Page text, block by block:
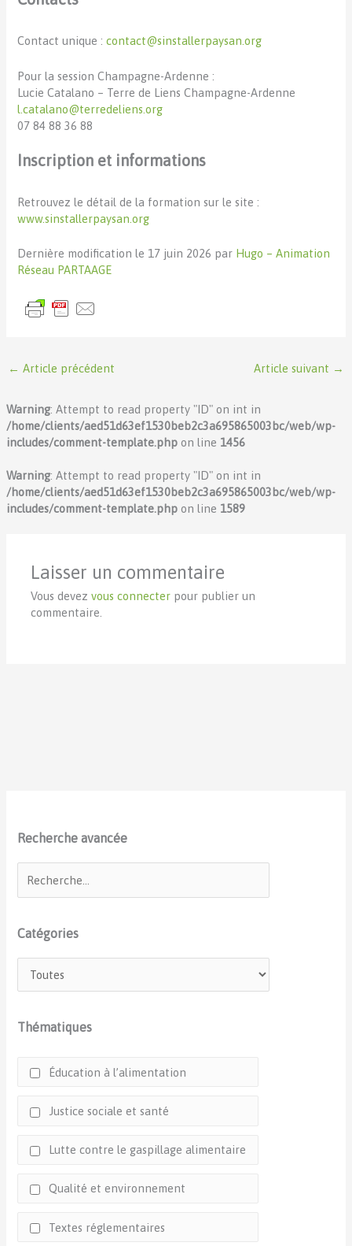
Contact unique :contact@sinstallerpaysan.org
Pour la session Champagne-Ardenne :
Lucie Catalano – Terre de Liens Champagne-Ardenne
l.catalano@terredeliens.org
07 84 88 36 88
Inscription et informations
Retrouvez le détail de la formation sur le site :
www.sinstallerpaysan.org
Dernière modification le 17 juin 2026 par Hugo – Animation
Réseau PARTAAGE
← Article précédent Article suivant →
Warning: Attempt to read property "ID" on int in
/home/clients/aed51d63ef1530beb2c3a695865003bc/web/wp-
includes/comment-template.phpon line 1456
Warning: Attempt to read property "ID" on int in
/home/clients/aed51d63ef1530beb2c3a695865003bc/web/wp-
includes/comment-template.phpon line 1589
Laisser un commentaire
Vous devezvous connecter pour publier un
commentaire.
Recherche avancée
Catégories
Thématiques
Éducation à l’alimentation
Justice sociale et santé
Lutte contre le gaspillage alimentaire
Qualité et environnement
Textes réglementaires